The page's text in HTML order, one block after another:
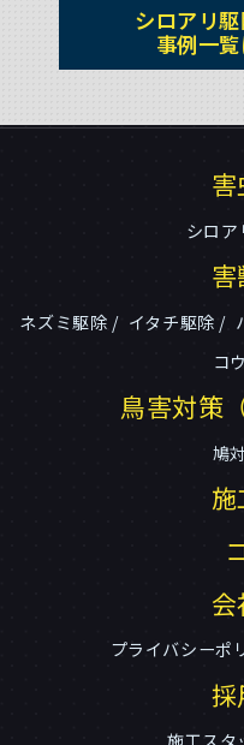
シロアリ
事例一
シロ
ネズミ駆除 イタチ駆除
コ
鳥害対策
鳩
プライバシーポ
採